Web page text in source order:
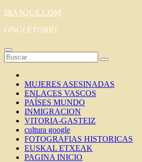
Saltar
contenido
IBASQUE.COM
ONGI ETORRI
MUJERES ASESINADAS
ENLACES VASCOS
PAÍSES MUNDO
INMIGRACION
VITORIA-GASTEIZ
cultura google
FOTOGRAFIAS HISTORICAS
EUSKAL ETXEAK
PAGINA INICIO